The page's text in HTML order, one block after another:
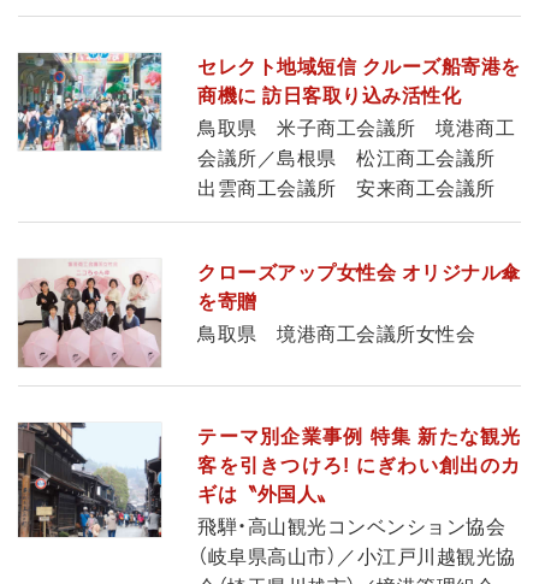
セレクト地域短信 クルーズ船寄港を
商機に 訪日客取り込み活性化
鳥取県 米子商工会議所 境港商工
会議所／島根県 松江商工会議所
出雲商工会議所 安来商工会議所
クローズアップ女性会 オリジナル傘
を寄贈
鳥取県 境港商工会議所女性会
テーマ別企業事例 特集 新たな観光
客を引きつけろ! にぎわい創出のカ
ギは〝外国人〟
飛騨・高山観光コンベンション協会
（岐阜県高山市）／小江戸川越観光協